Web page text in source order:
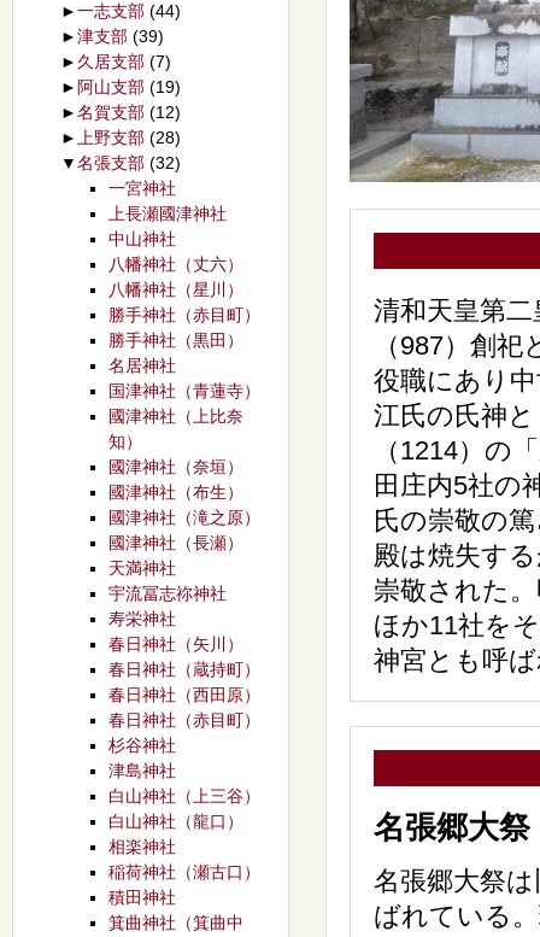
清和天皇第
（987）創
役職にあり
江氏の氏神
（1214）の
田庄内5社の
氏の崇敬の
殿は焼失す
崇敬された
ほか11社を
神宮とも呼
名張郷大祭
名張郷大祭
ばれている
►一志支部 (44)
►津支部 (39)
► 久居支部 (7)
► 阿山支部 (19)
►名賀支部 (12)
►
上野支部 (28)
▼名張支部 (32)
一宮神社
上長瀬國津神社
中山神社
八幡神社（丈六）
八幡神社（星川）
勝手神社（赤目町）
勝手神社（黒田）
名居神社
国津神社（青蓮寺）
國津神社（上比奈
知）
國津神社（奈垣）
國津神社（布生）
國津神社（滝之原）
國津神社（長瀬）
天満神社
宇流冨志祢神社
寿栄神社
春日神社（矢川）
春日神社（蔵持町）
春日神社（西田原）
春日神社（赤目町）
杉谷神社
津島神社
白山神社（上三谷）
白山神社（龍口）
相楽神社
稲荷神社（瀬古口）
積田神社
箕曲神社（箕曲中